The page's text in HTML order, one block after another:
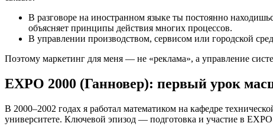
В разговоре на иностранном языке ты постоянно
объясняет принципы действия многих процессов.
В управлении производством, сервисом или городской
Поэтому маркетинг для меня — не «реклама», а управление
EXPO 2000 (Ганновер): первый урок
В 2000–2002 годах я работал математиком на кафедре
университете. Ключевой эпизод — подготовка и участие в